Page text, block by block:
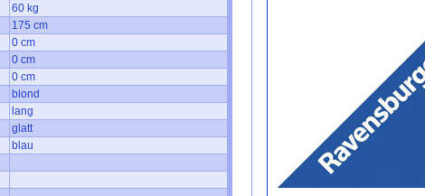
60 kg
175 cm
0 cm
0 cm
0 cm
blond
lang
glatt
blau